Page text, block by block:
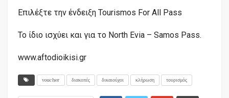
Επιλέξτε την ένδειξη Tourismos For All Pass
Το ίδιο ισχύει και για το North Evia – Samos Pass.
www.aftodioikisi.gr
voucher διακοπές δικαιούχοι κλήρωση τουρισμός